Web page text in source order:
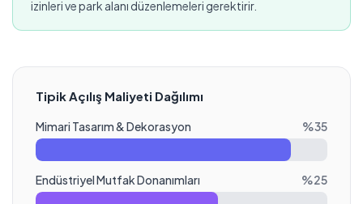
izinleri ve park alanı düzenlemeleri gerektirir.
Tipik Açılış Maliyeti Dağılımı
Mimari Tasarım & Dekorasyon %35
Endüstriyel Mutfak Donanımları %25